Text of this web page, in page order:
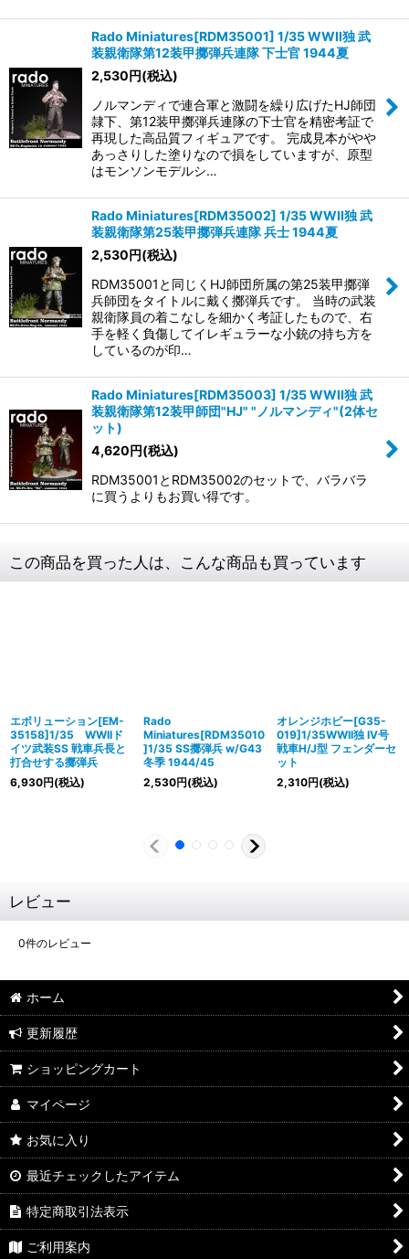
Rado Miniatures[RDM35001] 1/35 WWII独 武
装親衛隊第12装甲擲弾兵連隊 下士官 1944夏
2,530円(税込)
ノルマンディで連合軍と激闘を繰り広げたHJ師団
隷下、第12装甲擲弾兵連隊の下士官を精密考証で
再現した高品質フィギュアです。 完成見本がやや
あっさりした塗りなので損をしていますが、原型
はモンソンモデルシ…
Rado Miniatures[RDM35002] 1/35 WWII独 武
装親衛隊第25装甲擲弾兵連隊 兵士 1944夏
2,530円(税込)
RDM35001と同じくHJ師団所属の第25装甲擲弾
兵師団をタイトルに戴く擲弾兵です。 当時の武装
親衛隊員の着こなしを細かく考証したもので、右
手を軽く負傷してイレギュラーな小銃の持ち方を
しているのが印…
Rado Miniatures[RDM35003] 1/35 WWII独 武
装親衛隊第12装甲師団"HJ" "ノルマンディ"(2体セ
ット)
4,620円(税込)
RDM35001とRDM35002のセットで、バラバラ
に買うよりもお買い得です。
この商品を買った人は、こんな商品も買っています
エボリューション[EM-
35158]1/35 WWIIド
イツ武装SS 戦車兵長と
打合せする擲弾兵
6,930円(税込)
Rado
Miniatures[RDM35010
]1/35 SS擲弾兵 w/G43
冬季 1944/45
2,530円(税込)
オレンジホビー[G35-
019]1/35WWII独 IV号
戦車H/J型 フェンダーセ
ット
2,310円(税込)
レビュー
0件のレビュー
ホーム
更新履歴
ショッピングカート
マイページ
お気に入り
最近チェックしたアイテム
特定商取引法表示
ご利用案内